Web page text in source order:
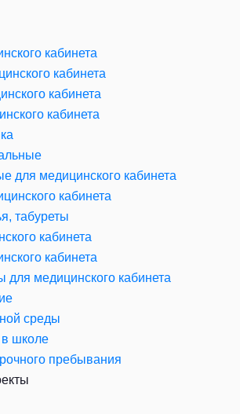
кабинета
кабинета
кабинета
кабинета
для медицинского кабинета
кабинета
табуреты
кабинета
кабинета
медицинского кабинета
среды
школе
пребывания